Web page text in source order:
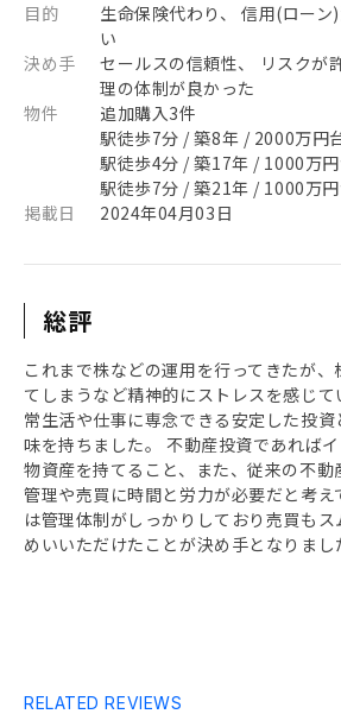
目的
生命保険代わり、 信用(ローン
い
決め手
セールスの信頼性、 リスクが
理の体制が良かった
物件
追加購入3件
駅徒歩7分 / 築8年 / 2000万円
駅徒歩4分 / 築17年 / 1000万
駅徒歩7分 / 築21年 / 1000万
掲載日
2024年04月03日
総評
これまで株などの運用を行ってきたが
てしまうなど精神的にストレスを感じて
常生活や仕事に専念できる安定した投
味を持ちました。 不動産投資であれば
物資産を持てること、また、従来の不
管理や売買に時間と労力が必要だと考え
は管理体制がしっかりしており売買も
めいいただけたことが決め手となりまし
RELATED REVIEWS